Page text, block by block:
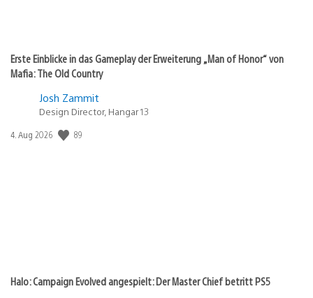
Erste Einblicke in das Gameplay der Erweiterung „Man of Honor“ von
Mafia: The Old Country
Josh Zammit
Design Director, Hangar 13
Veröffentlichungsdatum:
4. Aug 2026 89
Halo: Campaign Evolved angespielt: Der Master Chief betritt PS5